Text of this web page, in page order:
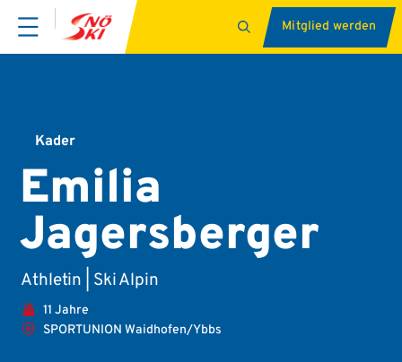
Mitglied werden
Kader
Emilia
Jagersberger
Athletin | Ski Alpin
11 Jahre
SPORTUNION Waidhofen/Ybbs